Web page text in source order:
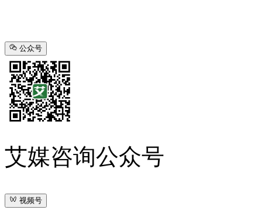
公众号
艾媒咨询公众号
视频号